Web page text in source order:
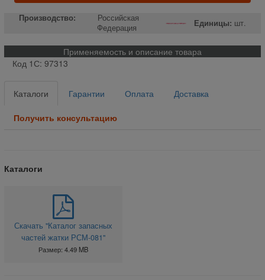
Производство:
Российская
Федерация
Единицы: шт.
Применяемость и описание товара
Код 1С: 97313
Каталоги Гарантии Оплата Доставка
Получить консультацию
Каталоги
Скачать "Каталог запасных
частей жатки РСМ-081"
Размер: 4.49 MB